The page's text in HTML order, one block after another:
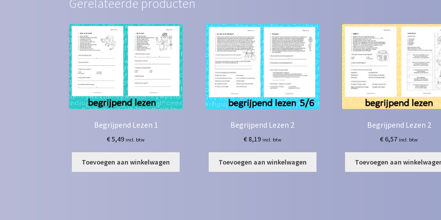
Gerelateerde producten
Begrijpend Lezen 1
€5,49 incl. btw
Toevoegen aan winkelwagen
Begrijpend Lezen 2
€8,19 incl. btw
Toevoegen aan winkelwagen
Begrijpend Lezen 2
€6,57 incl. btw
Toevoegen aan